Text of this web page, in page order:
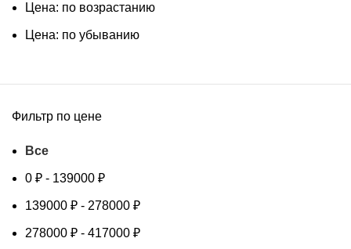
Цена: по возрастанию
Цена: по убыванию
Фильтр по цене
Все
0 ₽ - 139000 ₽
139000 ₽ - 278000 ₽
278000 ₽ - 417000 ₽